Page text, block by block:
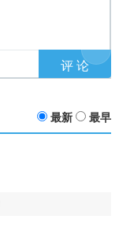
最新 最早